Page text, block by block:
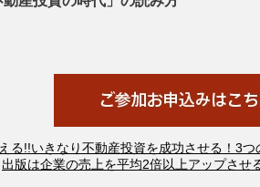
る!!いきなり不動産投資を成功させる！3
出版は企業の売上を平均2倍以上アップさせ